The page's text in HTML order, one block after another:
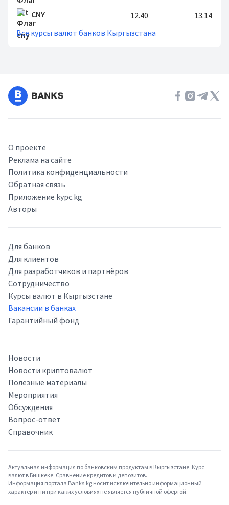
CNY 12.40
13.14
Все курсы валют банков Кыргызстана
О проекте
Реклама на сайте
Политика конфиденциальности
Обратная связь
Приложение kypc.kg
Авторы
Для банков
Для клиентов
Для разработчиков и партнёров
Сотрудничество
Курсы валют в Кыргызстане
Вакансии в банках
Гарантийный фонд
Новости
Новости криптовалют
Полезные материалы
Мероприятия
Обсуждения
Вопрос-ответ
Справочник
Актуальная информация по банковским продуктам в Кыргызстане. Курс
валют в Бишкеке. Сравнение кредитов и депозитов.
Информация портала Banks.kg носит исключительно информационный
характер и ни при каких условиях не является публичной офертой.